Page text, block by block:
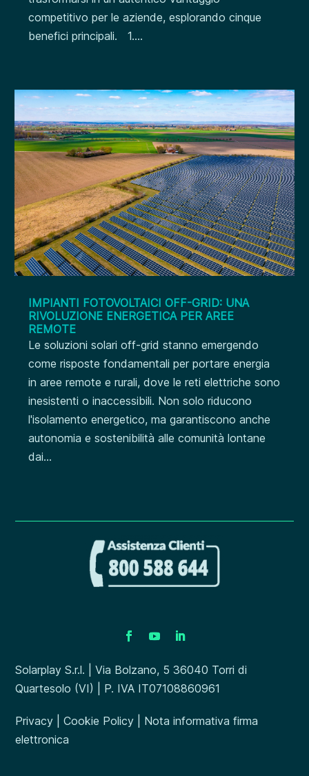
competitivo per le aziende, esplorando cinque
benefici principali. 1....
IMPIANTI FOTOVOLTAICI OFF-GRID: UNA
RIVOLUZIONE ENERGETICA PER AREE
REMOTE
Le soluzioni solari off-grid stanno emergendo
come risposte fondamentali per portare energia
in aree remote e rurali, dove le reti elettriche sono
inesistenti o inaccessibili. Non solo riducono
l'isolamento energetico, ma garantiscono anche
autonomia e sostenibilità alle comunità lontane
dai...
Solarplay S.r.l. | Via Bolzano, 5 36040 Torri di
Quartesolo (VI) | P. IVA IT07108860961
Privacy |Cookie Policy
Nota informativa firma
elettronica